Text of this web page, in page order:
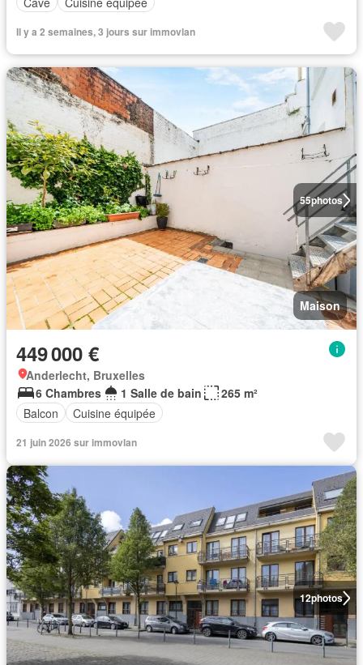
Il y a 2 semaines, 3 jours sur immovlan
55photos
Maison
449 000 €
Anderlecht, Bruxelles
6 Chambres
1 Salle de bain
265 m²
Balcon
Cuisine équipée
21 juin 2026 sur immovlan
12photos